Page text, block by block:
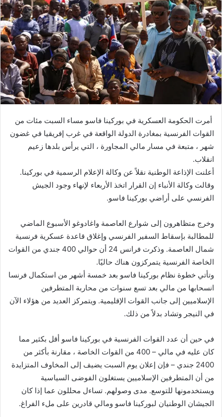
ي
د
ا
إ
ل
ك
ت
ي
ا
أمرت الحكومة العسكرية في بوركينا فاسو مساء السبت مئات من
القوات الفرنسية بمغادرة الدولة الواقعة في غرب إفريقيا في غضون
شهر ، متبعة في مسار مالي المجاورة ، التي يرأس بلدها زعيم
انقلاب.
أعلنت الإذاعة الوطنية نقلاً عن وكالة الإعلام الرسمية في بوركينا.
وقالت وكالة الأنباء إن القرار اتخذ الأربعاء لإنهاء وجود الجيش
الفرنسي على أراضي بوركينا فاسو.
وخرج متظاهرون إلى شوارع العاصمة واغادوغو الأسبوع الماضي
للمطالبة بإسقاط السفير الفرنسي وإغلاق قاعدة عسكرية فرنسية
شمال العاصمة. وذكرت فرانس 24 أن حوالي 400 جندي من القوات
الخاصة الفرنسية يتمركزون هناك حاليًا.
وتأتي خطوة نظام بوركينا فاسو بعد خمسة أشهر من استكمال فرنسا
انسحابها من مالي بعد تسع سنوات من محاربة المتطرفين
الإسلاميين إلى جانب القوات الإقليمية. ويتمركز العديد من هؤلاء الآن
في النيجر وتشاد بدلاً من ذلك.
في حين أن عدد القوات الفرنسية في بوركينا فاسو أقل بكثير مما
كان عليه في مالي – 400 من القوات الخاصة ، مقارنة بأكثر من
2400 جندي – فإن إعلان يوم السبت يضيف إلى المخاوف المتزايدة
من أن المتطرفين الإسلاميين يستغلون الفوضى السياسية
ويستخدمونها للتوسع. مدى وصولهم. تساءل محللون عما إذا كان
الجيشان الوطنيان لبوركينا فاسو ومالي قادرين على ملء الفراغ.